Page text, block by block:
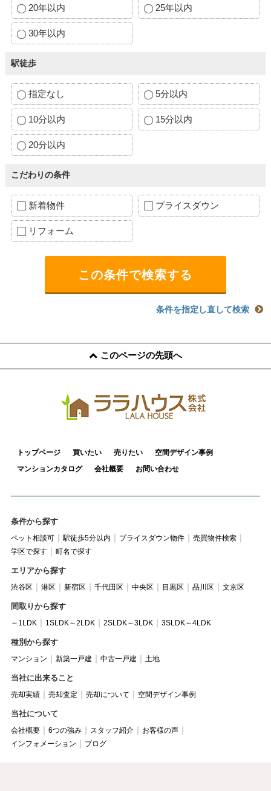
20年以内 25年以内
30年以内
駅徒歩
指定なし 5分以内
10分以内 15分以内
20分以内
こだわりの条件
新着物件 プライスダウン
リフォーム
条件を指定し直して検索
このページの先頭へ
トップページ 買いたい 売りたい
空間デザイン事例
マンションカタログ
会社概要 お問い合わせ
条件から探す
ペット相談可 駅徒歩5分以内 プライスダウン物件
売買物件検索
学区で探す
町名で探す
エリアから探す
渋谷区 港区 新宿区 千代田区 中央区 目黒区 品川区 文京区
間取りから探す
～1LDK 1SLDK～2LDK 2SLDK～3LDK 3SLDK～4LDK
種別から探す
マンション 新築一戸建 中古一戸建 土地
当社に出来ること
売却実績 売却査定 売却について 空間デザイン事例
当社について
会社概要 6つの強み スタッフ紹介
お客様の声
インフォメーション
ブログ